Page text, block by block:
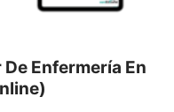
Enfermería En